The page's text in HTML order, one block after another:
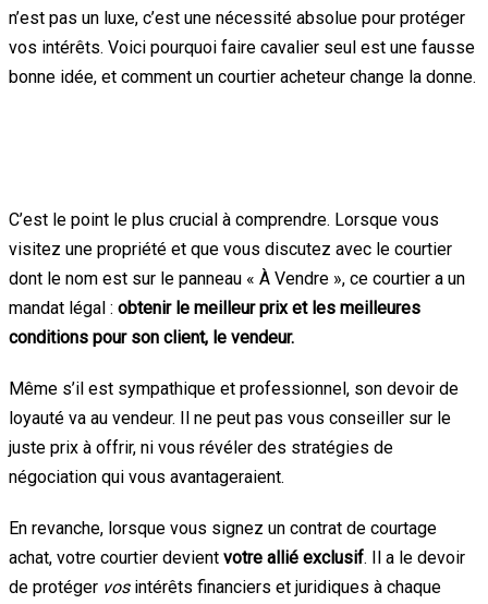
n’est pas un luxe, c’est une nécessité absolue pour protéger
vos intérêts. Voici pourquoi faire cavalier seul est une fausse
bonne idée, et comment un courtier acheteur change la donne.
C’est le point le plus crucial à comprendre. Lorsque vous
visitez une propriété et que vous discutez avec le courtier
dont le nom est sur le panneau « À Vendre », ce courtier a un
mandat légal : obtenir le meilleur prix et les meilleures
conditions pour son client, le vendeur.
Même s’il est sympathique et professionnel, son devoir de
loyauté va au vendeur. Il ne peut pas vous conseiller sur le
juste prix à offrir, ni vous révéler des stratégies de
négociation qui vous avantageraient.
En revanche, lorsque vous signez un contrat de courtage
achat, votre courtier devient votre allié exclusif. Il a le devoir
de protéger vosintérêts financiers et juridiques à chaque